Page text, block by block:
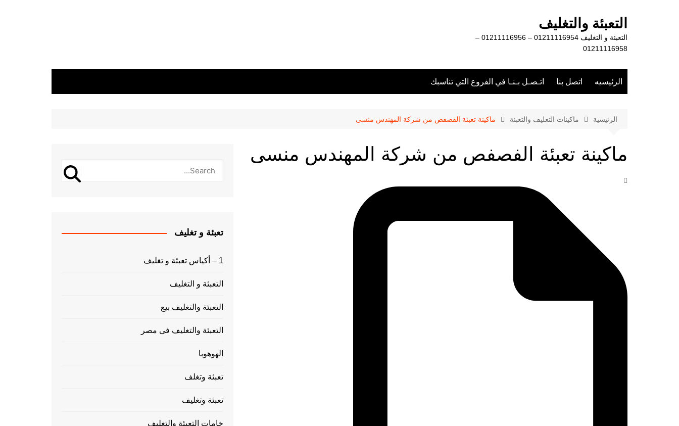
التعبئة والتغليف
التعبئة و التغليف 01211116954 – 01211116956 –
01211116958
الرئيسيه اتصل بنا اتـصـل بـنـا في الفروع التي تناسبك
الرئيسية ماكينات التغليف والتعبئة ماكينة تعبئة الفصفص من شركة المهندس منسى
ماكينة تعبئة الفصفص من شركة المهندس منسى
تعبئة و تغليف
1 – أكياس تعبئة و تغليف
التعبئة و التغليف
التعبئة والتغليف بيع
التعبئة والتغليف فى مصر
الهوهوبا
تعبئة وتغلف
تعبئة وتغليف
خامات التعبئة والتغليف